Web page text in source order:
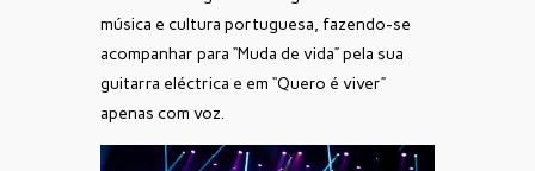
música e cultura portuguesa, fazendo-se
acompanhar para “Muda de vida” pela sua
guitarra eléctrica e em “Quero é viver”
apenas com voz.